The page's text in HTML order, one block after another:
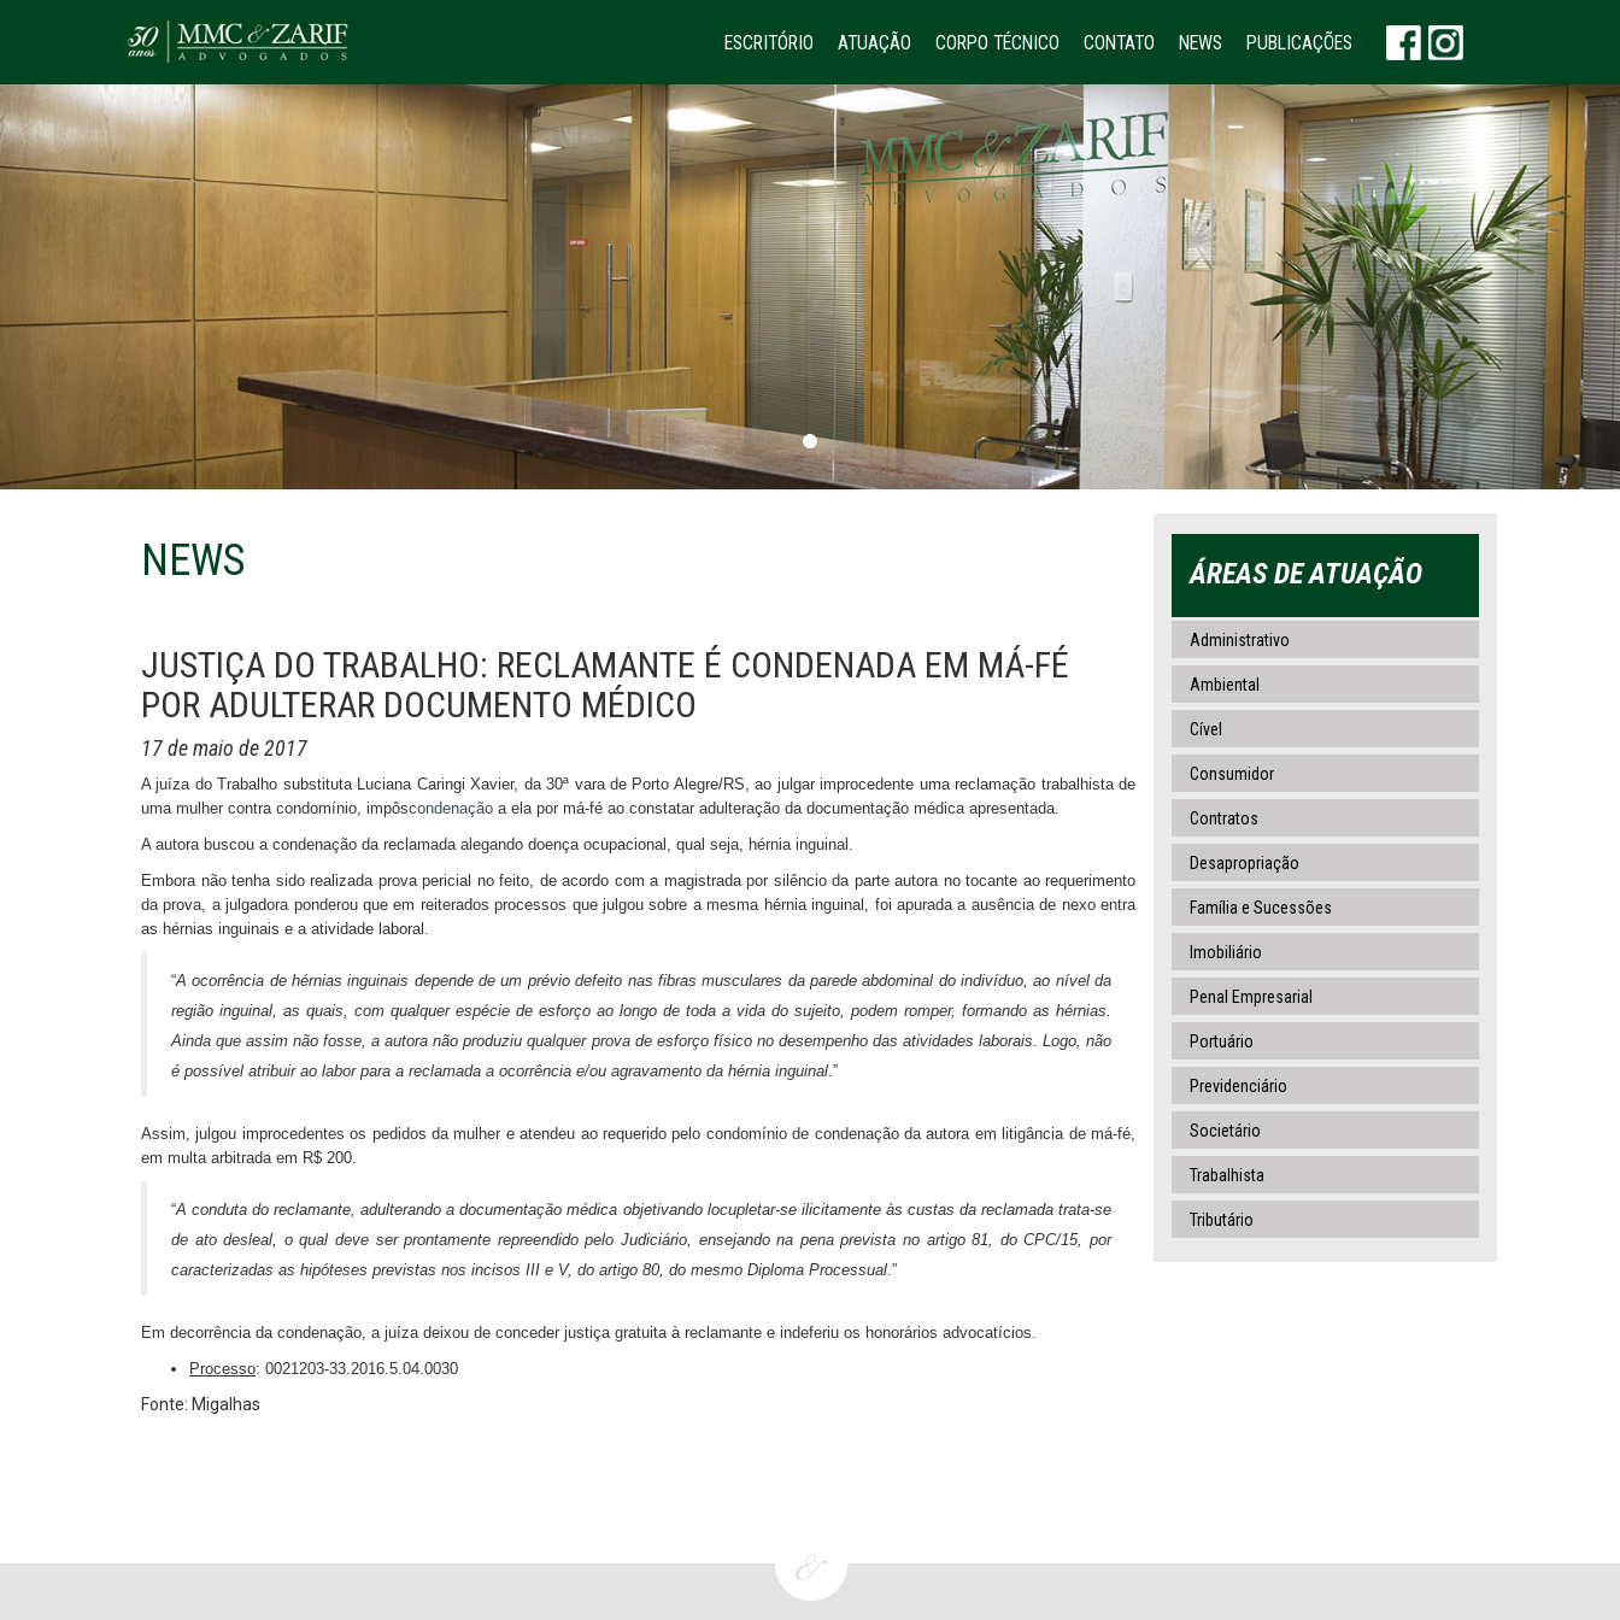
ESCRITÓRIO ATUAÇÃO CORPO TÉCNICO CONTATO NEWS PUBLICAÇÕES
NEWS
JUSTIÇA DO TRABALHO: RECLAMANTE É CONDENADA EM MÁ-FÉ
POR ADULTERAR DOCUMENTO MÉDICO
17 de maio de 2017
A juíza do Trabalho substituta Luciana Caringi Xavier, da 30ª vara de Porto Alegre/RS, ao julgar improcedente uma reclamação trabalhista de
uma mulher contra condomínio, impôscondenação a ela por má-fé ao constatar adulteração da documentação médica apresentada.
A autora buscou a condenação da reclamada alegando doença ocupacional, qual seja, hérnia inguinal.
Embora não tenha sido realizada prova pericial no feito, de acordo com a magistrada por silêncio da parte autora no tocante ao requerimento
da prova, a julgadora ponderou que em reiterados processos que julgou sobre a mesma hérnia inguinal, foi apurada a ausência de nexo entra
as hérnias inguinais e a atividade laboral.
“A ocorrência de hérnias inguinais depende de um prévio defeito nas fibras musculares da parede abdominal do indivíduo, ao nível da
região inguinal, as quais, com qualquer espécie de esforço ao longo de toda a vida do sujeito, podem romper, formando as hérnias.
Ainda que assim não fosse, a autora não produziu qualquer prova de esforço físico no desempenho das atividades laborais. Logo, não
é possível atribuir ao labor para a reclamada a ocorrência e/ou agravamento da hérnia inguinal.”
Assim, julgou improcedentes os pedidos da mulher e atendeu ao requerido pelo condomínio de condenação da autora em litigância de má-fé,
em multa arbitrada em R$ 200.
“A conduta do reclamante, adulterando a documentação médica objetivando locupletar-se ilicitamente às custas da reclamada trata-se
de ato desleal, o qual deve ser prontamente repreendido pelo Judiciário, ensejando na pena prevista no artigo 81, do CPC/15, por
caracterizadas as hipóteses previstas nos incisos III e V, do artigo 80, do mesmo Diploma Processual.”
Em decorrência da condenação, a juíza deixou de conceder justiça gratuita à reclamante e indeferiu os honorários advocatícios.
Processo: 0021203-33.2016.5.04.0030
Fonte: Migalhas
ÁREAS DE ATUAÇÃO
Administrativo
Ambiental
Cível
Consumidor
Contratos
Desapropriação
Família e Sucessões
Imobiliário
Penal Empresarial
Portuário
Previdenciário
Societário
Trabalhista
Tributário